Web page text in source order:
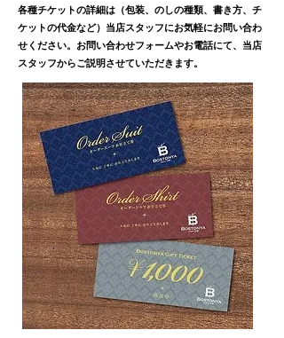
​各種チケットの詳細は（包装、のしの種類、書き方、チ
ケットの代金など）当店スタッフにお気軽にお問い合わ
せください。お問い合わせフォームやお電話にて、当店
スタッフからご説明させていただきます。